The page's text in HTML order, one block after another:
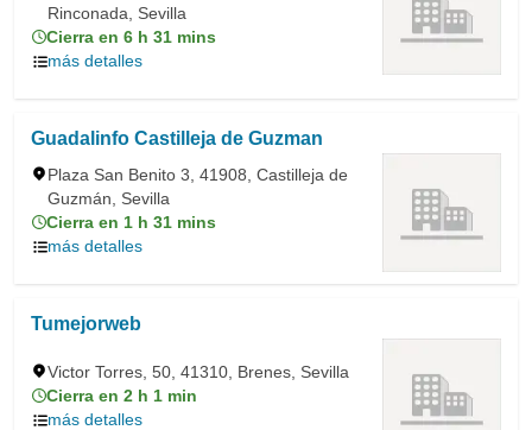
Rinconada, Sevilla
Cierra en 6 h 31 mins
más detalles
Guadalinfo Castilleja de Guzman
Plaza San Benito 3, 41908, Castilleja de
Guzmán, Sevilla
Cierra en 1 h 31 mins
más detalles
Tumejorweb
Victor Torres, 50, 41310, Brenes, Sevilla
Cierra en 2 h 1 min
más detalles